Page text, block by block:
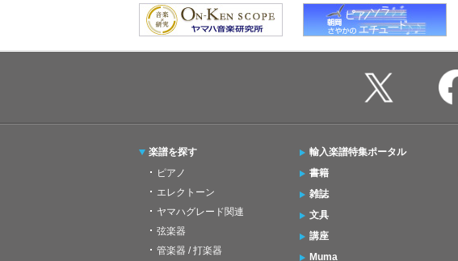
楽譜を探す
ピアノ
エレクトーン
ヤマハグレード関連
弦楽器
管楽器 / 打楽器
輸入楽譜特集ポータル
書籍
雑誌
文具
講座
Muma